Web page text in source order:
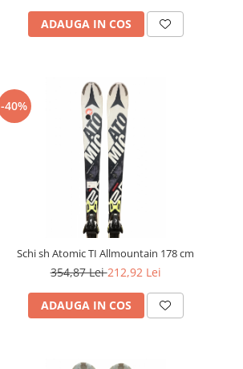
ADAUGA IN COS
-40%
Schi sh Atomic TI Allmountain 178 cm
354,87 Lei212,92 Lei
ADAUGA IN COS